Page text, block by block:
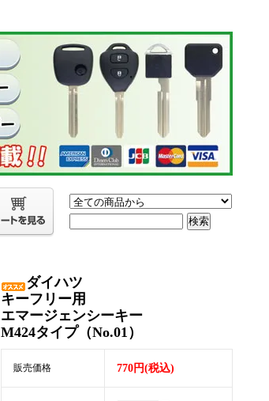
ダイハツ
キーフリー用
エマージェンシーキー
M424タイプ（No.01）
販売価格 770円(税込)